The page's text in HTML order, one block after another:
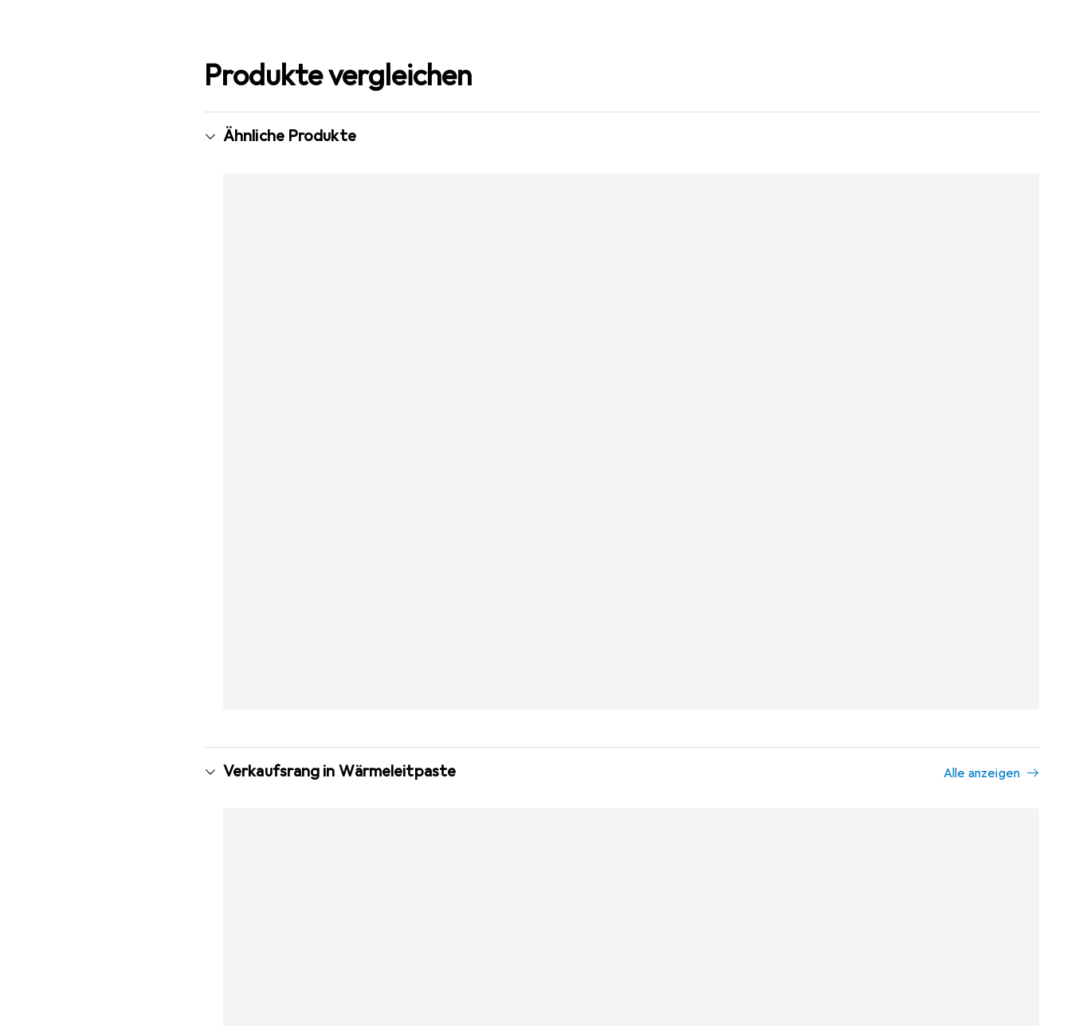
Produkte vergleichen
Ähnliche Produkte
Verkaufsrang in Wärmeleitpaste Alle anzeigen